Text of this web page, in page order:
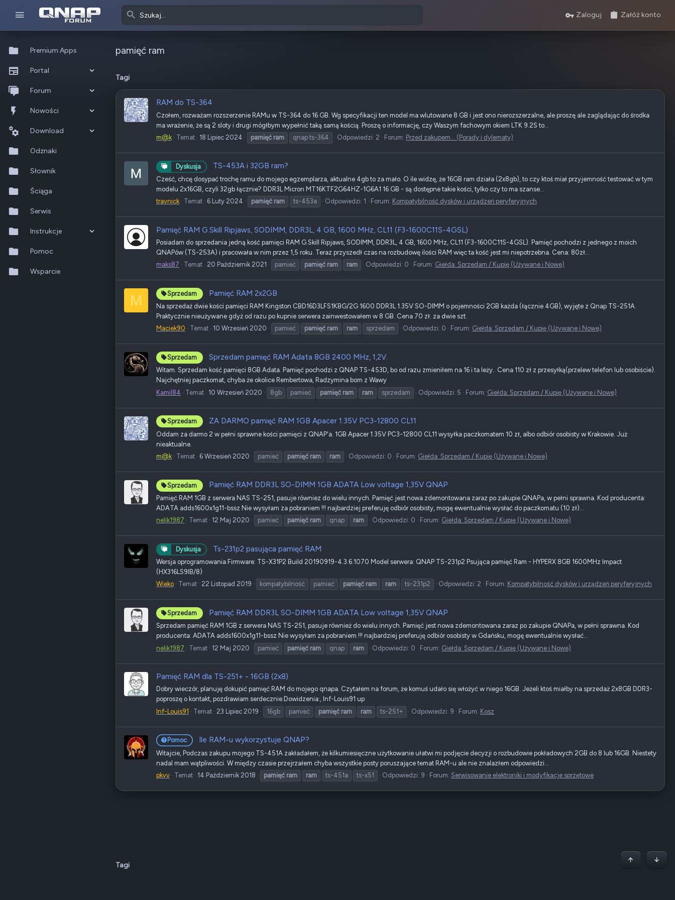
Zaloguj Załóż konto
Premium Apps
Portal
Co nowego?
Ostatnia aktywność
Forum
Nowe posty
Popularne
Szukaj na forum
Nowości
Nowe posty
Wszystkie posty
Nowe zasoby
Ostatnia aktywność
Download
Szukaj zasobów
Odznaki
Słownik
Ściąga
Serwis
Instrukcje
QTS 5.2.x
QuTS hero h6.0.x
Pomoc
Wsparcie
pamięć ram
Tagi
RAM do TS-364
Czołem, rozważam rozszerzenie RAMu w TS-364 do 16 GB. Wg specyfikacji ten model ma wlutowane 8 GB i jest ono nierozszerzalne, ale proszę ale zaglądając do środka
ma wrażenie, że są 2 sloty i drugi mógłbym wypełnić taką samą kością. Proszę o informację, czy Waszym fachowym okiem LTK 9.2S to...
m@k
Temat 18 Lipiec 2024 pamięć ram qnap ts-364 Odpowiedzi: 2 Forum: Przed zakupem... (Porady i dylematy)
Dyskusja TS-453A i 32GB ram?
Cześć, chcę dosypać trochę ramu do mojego egzemplarza, aktualne 4gb to za mało. O ile widzę, że 16GB ram działa (2x8gb), to czy ktoś miał przyjemność testować w tym
modelu 2x16GB, czyli 32gb łącznie? DDR3L Micron MT16KTF2G64HZ-1G6A1 16 GB - są dostępne takie kości, tylko czy to ma szanse...
travnick
Temat 6 Luty 2024 pamięć ram ts-453a Odpowiedzi: 1 Forum: Kompatybilność dysków i urządzeń peryferyjnych
Pamięć RAM G.Skill Ripjaws, SODIMM, DDR3L, 4 GB, 1600 MHz, CL11 (F3-1600C11S-4GSL)
Posiadam do sprzedania jedną kość pamięci RAM G.Skill Ripjaws, SODIMM, DDR3L, 4 GB, 1600 MHz, CL11 (F3-1600C11S-4GSL). Pamięć pochodzi z jednego z moich
QNAPów (TS-253A) i pracowała w nim przez 1,5 roku. Teraz przyszedł czas na rozbudowę ilości RAM więc ta kość jest mi niepotrzebna. Cena: 80zł...
maks87
Temat 20 Październik 2021 pamieć pamięć ram ram Odpowiedzi: 0 Forum: Giełda: Sprzedam / Kupię (Używane i Nowe)
M Sprzedam Pamięć RAM 2x2GB
Na sprzedaż dwie kości pamięci RAM Kingston CBD16D3LFS1KBG/2G 1600 DDR3L 1.35V SO-DIMM o pojemności 2GB każda (łącznie 4GB), wyjęte z Qnap TS-251A.
Praktycznie nieużywane gdyż od razu po kupnie serwera zainwestowałem w 8 GB. Cena 70 zł. za dwie szt.
Maciek90
Temat 10 Wrzesień 2020 pamieć pamięć ram ram sprzedam Odpowiedzi: 0 Forum: Giełda: Sprzedam / Kupię (Używane i Nowe)
Sprzedam Sprzedam pamięć RAM Adata 8GB 2400 MHz, 1,2V.
Witam. Sprzedam kość pamięci 8GB Adata. Pamięć pochodzi z QNAP TS-453D, bo od razu zmieniłem na 16 i ta leży.. Cena 110 zł z przesyłką(przelew telefon lub osobiście).
Najchętniej paczkomat, chyba że okolice Rembertowa, Radzymina bom z Wawy
Kamil84
Temat 10 Wrzesień 2020 8gb pamieć pamięć ram ram sprzedam Odpowiedzi: 5 Forum: Giełda: Sprzedam / Kupię (Używane i Nowe)
Sprzedam ZA DARMO pamięć RAM 1GB Apacer 1.35V PC3-12800 CL11
Oddam za darmo 2 w pełni sprawne kości pamięci z QNAP'a. 1GB Apacer 1.35V PC3-12800 CL11 wysyłka paczkomatem 10 zł, albo odbiór osobisty w Krakowie. Już
nieaktualne.
m@k
Temat 6 Wrzesień 2020 pamieć pamięć ram ram Odpowiedzi: 0 Forum: Giełda: Sprzedam / Kupię (Używane i Nowe)
Sprzedam Pamięć RAM DDR3L SO-DIMM 1GB ADATA Low voltage 1,35V QNAP
Pamięć RAM 1GB z serwera NAS TS-251, pasuje równiez do wielu innych. Pamięć jest nowa zdemontowana zaraz po zakupie QNAPa, w pełni sprawna. Kod producenta:
ADATA adds1600x1g11-bssz Nie wysyłam za pobraniem !!! najbardziej preferuję odbiór osobisty, mogę ewentualnie wysłać do paczkomatu (10 zł)...
nelik1987
Temat 12 Maj 2020 pamieć pamięć ram qnap ram Odpowiedzi: 0 Forum: Giełda: Sprzedam / Kupię (Używane i Nowe)
Dyskusja Ts-231p2 pasująca pamięć RAM
Wersja oprogramowania Firmware: TS-X31P2 Build 20190919-4.3.6.1070 Model serwera: QNAP TS-231p2 Psująca pamięć Ram - HYPERX 8GB 1600MHz Impact
(HX316LS9IB/8)
Wieko
Temat 22 Listopad 2019 kompatybilność pamieć pamięć ram ram ts-231p2 Odpowiedzi: 2 Forum: Kompatybilność dysków i urządzeń peryferyjnych
Sprzedam Pamięć RAM DDR3L SO-DIMM 1GB ADATA Low voltage 1,35V QNAP
Sprzedam pamięć RAM 1GB z serwera NAS TS-251, pasuje również do wielu innych. Pamięć jest nowa zdemontowana zaraz po zakupie QNAPa, w pełni sprawna. Kod
producenta: ADATA adds1600x1g11-bssz Nie wysyłam za pobraniem !!! najbardziej preferuję odbiór osobisty w Gdańsku, mogę ewentualnie wysłać...
nelik1987
Temat 12 Maj 2020 pamieć pamięć ram qnap ram Odpowiedzi: 0 Forum: Giełda: Sprzedam / Kupię (Używane i Nowe)
Pamięć RAM dla TS-251+ - 16GB (2x8)
Dobry wieczór, planuję dokupić pamięć RAM do mojego qnapa. Czytałem na forum, że komuś udało się włożyć w niego 16GB. Jeżeli ktoś miałby na sprzedaż 2x8GB DDR3-
poproszę o kontakt, pozdrawiam serdecznie:Dowidzenia:, Inf-Louis91 up
Inf-Louis91
Temat 23 Lipiec 2019 16gb pamieć pamięć ram ram ts-251+ Odpowiedzi: 9 Forum: Kosz
Pomoc Ile RAM-u wykorzystuje QNAP?
Witajcie, Podczas zakupu mojego TS-451A zakładałem, że kilkumiesięczne użytkowanie ułatwi mi podjęcie decyzji o rozbudowie pokładowych 2GB do 8 lub 16GB. Niestety
nadal mam wątpliwości. W między czasie przejrzałem chyba wszystkie posty poruszające temat RAM-u ale nie znalazłem odpowiedzi...
pkvv
Temat 14 Październik 2018 pamięć ram ram ts-451a ts-x51 Odpowiedzi: 9 Forum: Serwisowanie elektroniki i modyfikacje sprzętowe
Tagi PoczątekDół